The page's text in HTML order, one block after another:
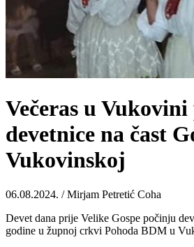
Večeras u
devetnice na čast
Vukovinskoj
06.08.2024. / Mirjam Petretić Coha
Devet dana prije Velike Gospe počinju
godine u župnoj crkvi Pohoda BDM u